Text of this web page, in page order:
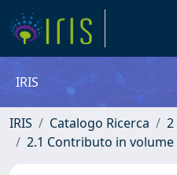
IRIS
IRIS Catalogo Ricerca
2.1 Contributo in